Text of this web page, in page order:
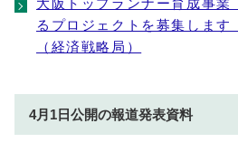
大阪トップランナー育成事
るプロジェクトを募集します
（経済戦略局）
4月1日公開の報道発表資料